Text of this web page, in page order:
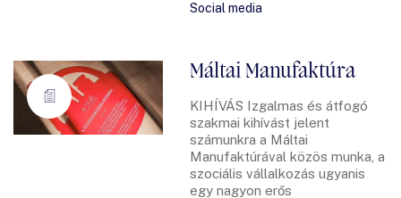
Social media
Máltai Manufaktúra
KIHÍVÁS Izgalmas és átfogó
szakmai kihívást jelent
számunkra a Máltai
Manufaktúrával közös munka, a
szociális vállalkozás ugyanis
egy nagyon erős